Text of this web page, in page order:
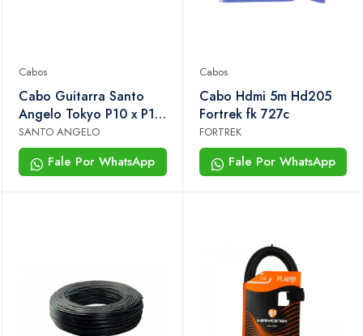
Cabos
Cabo Guitarra Santo
Angelo Tokyo P10 x P10
4,57m 15ft Auto Mute
SANTO ANGELO
Fale Por WhatsApp
Cabos
Cabo Hdmi 5m Hd205
Fortrek fk 727c
FORTREK
Fale Por WhatsApp